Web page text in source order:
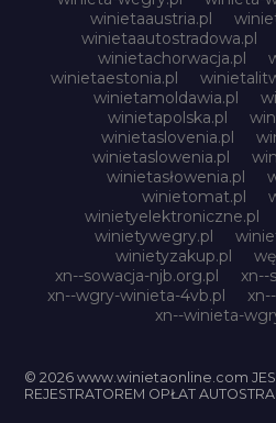
winietaaustria.pl
winietaautostradowa.pl
winietachorwacja.pl
winietaestonia.pl
winietamoldawia.pl
winietapolska.pl
winietaslovenia.pl
winietaslowenia.pl
winietasłowenia.pl
winietomat.pl
winietyelektroniczne.pl
winietywegry.pl
winietyzakup.pl
xn--sowacja-njb.org.pl
xn--
xn--wgry-winieta-4vb.pl
xn--winieta-
© 2026 www.winietaonline.com
REJESTRATOREM OPŁAT